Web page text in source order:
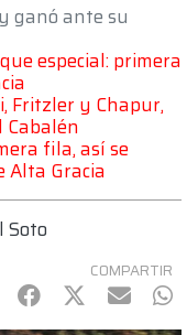
ganó ante su
especial: primera
Fritzler y Chapur,
Cabalén
fila, así se
Alta Gracia
Soto
COMPARTIR
Facebook
Twitter
mail